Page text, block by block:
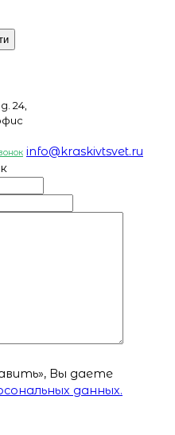
24,
info@kraskivtsvet.ru
Вы даете
данных.